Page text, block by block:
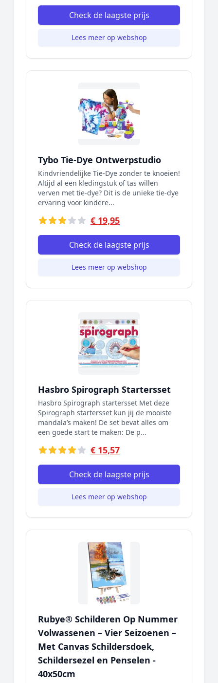
Check de laagste prijs
Lees meer op webshop
Tybo Tie-Dye Ontwerpstudio
Kindvriendelijke Tie-Dye zonder te knoeien!
Altijd al een kledingstuk of tas willen
verven met tie-dye? Dit is de unieke tie-dye
ervaring voor kindere...
€ 19,95
Check de laagste prijs
Lees meer op webshop
Hasbro Spirograph Startersset
Hasbro Spirograph startersset Met deze
Spirograph startersset kun jij de mooiste
mandala’s maken! De set bevat alles om
een goede start te maken: De p...
€ 15,57
Check de laagste prijs
Lees meer op webshop
Rubye® Schilderen Op Nummer
Volwassenen – Vier Seizoenen –
Met Canvas Schildersdoek,
Schildersezel en Penselen -
40x50cm